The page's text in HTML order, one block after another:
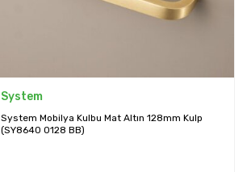
System
System Mobilya Kulbu Mat Altın 128mm Kulp
(SY8640 0128 BB)